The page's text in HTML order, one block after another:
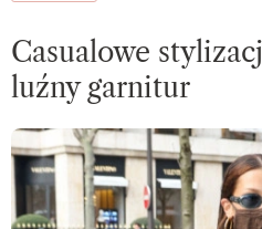
Casualowe
luźny garnitur